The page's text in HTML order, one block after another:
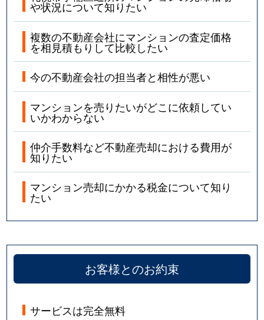
や状況について知りたい
複数の不動産会社にマンションの査定価格
を相見積もりして比較したい
今の不動産会社の担当者と相性が悪い
マンションを売りたいがどこに依頼してい
いかわからない
仲介手数料など不動産売却における費用が
知りたい
マンション売却にかかる税金について知り
たい
お客様とのお約束
サービスは完全無料